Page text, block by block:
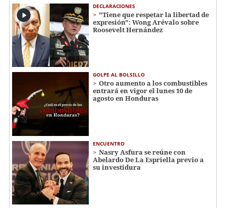
DECLARACIONES
"Tiene que respetar la libertad de
expresión": Wong Arévalo sobre
Roosevelt Hernández
GOLPE AL BOLSILLO
Otro aumento a los combustibles
entrará en vigor el lunes 10 de
agosto en Honduras
ENCUENTRO
Nasry Asfura se reúne con
Abelardo De La Espriella previo a
su investidura